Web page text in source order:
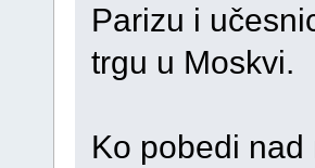
Parizu i
trgu u Moskvi.
Ko pobedi